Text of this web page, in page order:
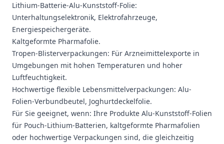
Lithium-Batterie-Alu-Kunststoff-Folie:
Unterhaltungselektronik, Elektrofahrzeuge,
Energiespeichergeräte.
Kaltgeformte Pharmafolie.
Tropen-Blisterverpackungen: Für Arzneimittelexporte in
Umgebungen mit hohen Temperaturen und hoher
Luftfeuchtigkeit.
Hochwertige flexible Lebensmittelverpackungen: Alu-
Folien-Verbundbeutel, Joghurtdeckelfolie.
Für Sie geeignet, wenn: Ihre Produkte Alu-Kunststoff-Folien
für Pouch-Lithium-Batterien, kaltgeformte Pharmafolien
oder hochwertige Verpackungen sind, die gleichzeitig